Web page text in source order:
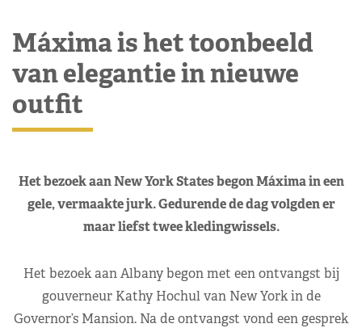
Máxima is het toonbeeld
van elegantie in nieuwe
outfit
Het bezoek aan New York States begon Máxima in een
gele, vermaakte jurk. Gedurende de dag volgden er
maar liefst twee kledingwissels.
Het bezoek aan Albany begon met een ontvangst bij
gouverneur Kathy Hochul van New York in de
Governor’s Mansion. Na de ontvangst vond een gesprek